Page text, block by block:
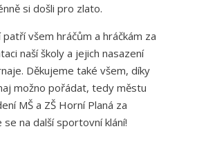
si došli pro zlato.
všem hráčům a hráčkám za
naší školy a jejich nasazení
Děkujeme také všem, díky
možno pořádat, tedy městu
MŠ a ZŠ Horní Planá za
na další sportovní klání!